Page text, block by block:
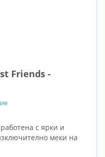
Friends -
с ярки и
меки на